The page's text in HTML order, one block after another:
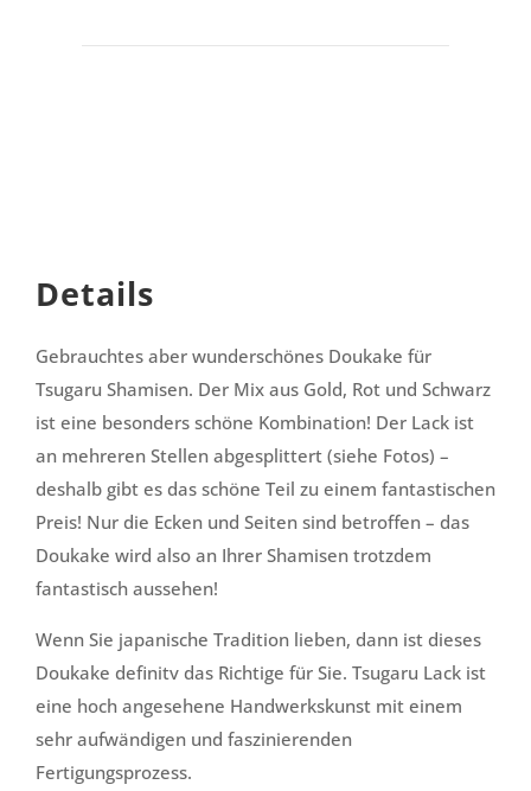
Details
Gebrauchtes aber wunderschönes Doukake für
Tsugaru Shamisen. Der Mix aus Gold, Rot und Schwarz
ist eine besonders schöne Kombination! Der Lack ist
an mehreren Stellen abgesplittert (siehe Fotos) –
deshalb gibt es das schöne Teil zu einem fantastischen
Preis! Nur die Ecken und Seiten sind betroffen – das
Doukake wird also an Ihrer Shamisen trotzdem
fantastisch aussehen!
Wenn Sie japanische Tradition lieben, dann ist dieses
Doukake definitv das Richtige für Sie. Tsugaru Lack ist
eine hoch angesehene Handwerkskunst mit einem
sehr aufwändigen und faszinierenden
Fertigungsprozess.